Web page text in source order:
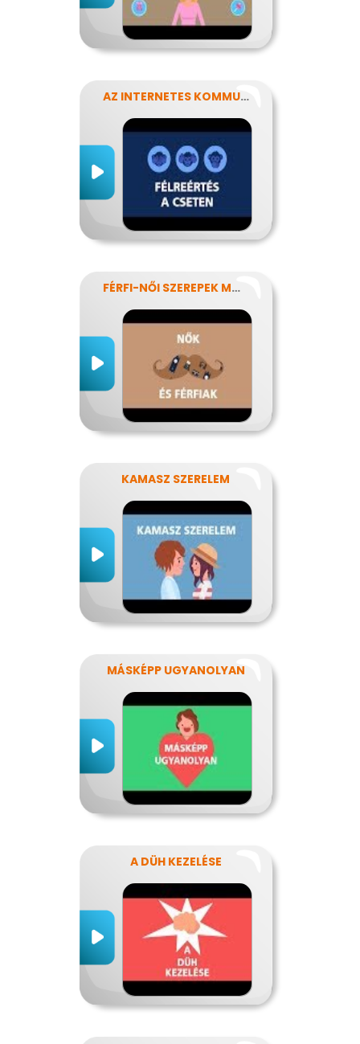
AZ INTERNETES KOMMUNIKÁCIÓ NÉHÁNY SAJÁTOSSÁGA
FÉRFI-NŐI SZEREPEK MODERN SZEMMEL
KAMASZ SZERELEM
MÁSKÉPP UGYANOLYAN
A DÜH KEZELÉSE